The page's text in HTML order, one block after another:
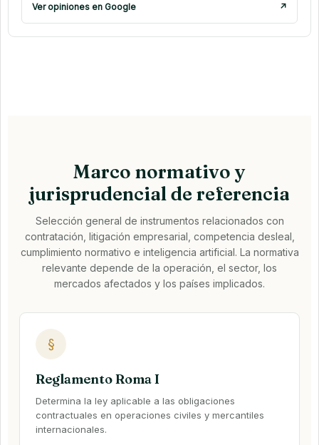
Ver opiniones en Google ↗
Marco normativo y
jurisprudencial de referencia
Selección general de instrumentos relacionados con
contratación, litigación empresarial, competencia desleal,
cumplimiento normativo e inteligencia artificial. La normativa
relevante depende de la operación, el sector, los
mercados afectados y los países implicados.
§
Reglamento Roma I
Determina la ley aplicable a las obligaciones
contractuales en operaciones civiles y mercantiles
internacionales.